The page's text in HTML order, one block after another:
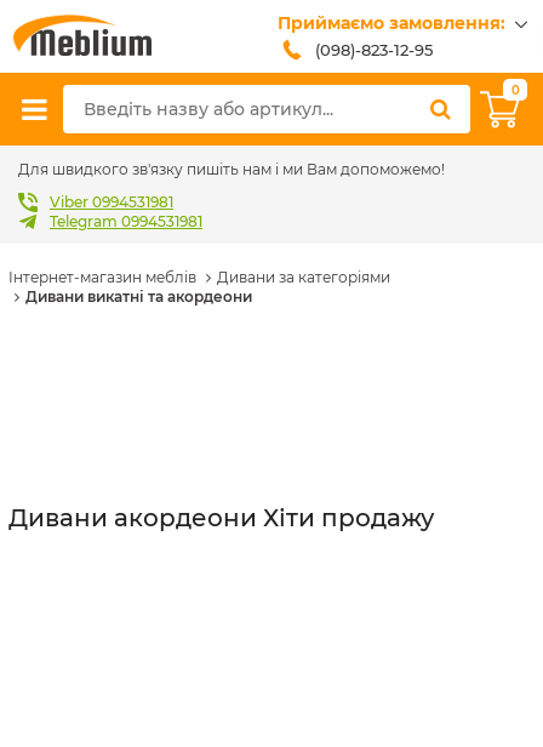
Приймаємо замовлення:
(098)-823-12-95
(099)-608-42-32
(093)-618-62-02
sales@meblium.com.ua
0
Для швидкого зв'язку пишіть нам і ми Вам допоможемо!
Viber 0994531981
Telegram 0994531981
Інтернет-магазин меблів
Дивани за категоріями
Дивани викатні та акордеони
Дивани акордеони Хіти продажу